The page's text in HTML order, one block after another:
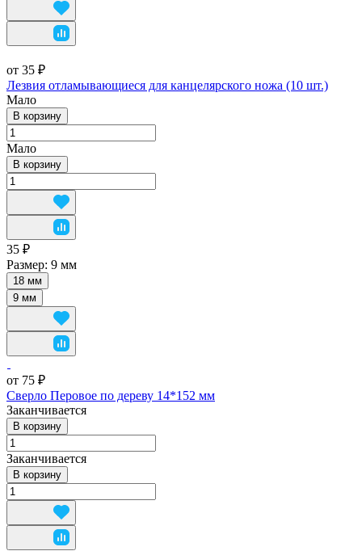
от 35 ₽
Лезвия отламывающиеся для канцелярского ножа (10 шт.)
Мало
В корзину
Мало
В корзину
35 ₽
Размер: 9 мм
18 мм
9 мм
от 75 ₽
Сверло Перовое по дереву 14*152 мм
Заканчивается
В корзину
Заканчивается
В корзину